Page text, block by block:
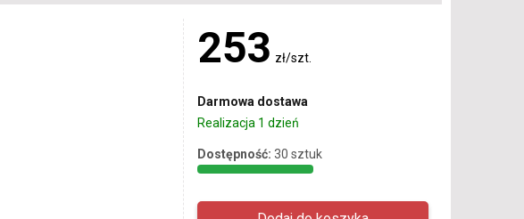
253 zł/szt.
Darmowa dostawa
Realizacja 1 dzień
Dostępność: 30 sztuk